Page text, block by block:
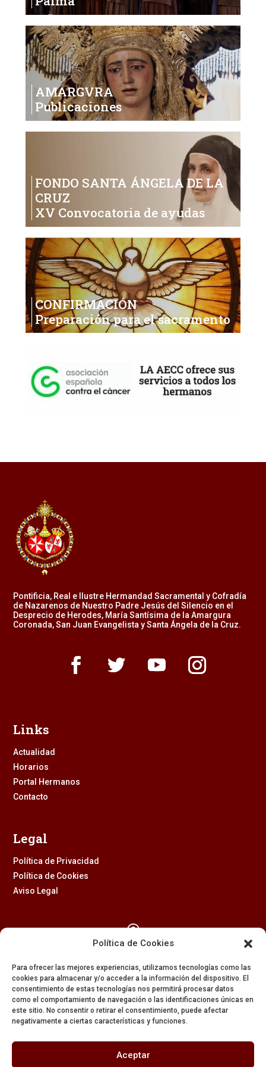
Política de Cookies
Para ofrecer las mejores experiencias, utilizamos tecnologías como las
cookies para almacenar y/o acceder a la información del dispositivo. El
consentimiento de estas tecnologías nos permitirá procesar datos
como el comportamiento de navegación o las identificaciones únicas en
este sitio. No consentir o retirar el consentimiento, puede afectar
negativamente a ciertas características y funciones.
Aceptar
AMARGVRA
Publicaciones
FONDO SANTA ÁNGELA DE LA
CRUZ
XV Convocatoria de ayudas
CONFIRMACIÓN
Preparación para el sacramento
Pontificia, Real e Ilustre Hermandad Sacramental y Cofradía
de Nazarenos de Nuestro Padre Jesús del Silencio en el
Desprecio de Herodes, María Santísima de la Amargura
Coronada, San Juan Evangelista y Santa Ángela de la Cruz.
Links
Actualidad
Horarios
Portal Hermanos
Contacto
Legal
Política de Privacidad
Política de Cookies
Aviso Legal

954 229 437

608 84 84 82
